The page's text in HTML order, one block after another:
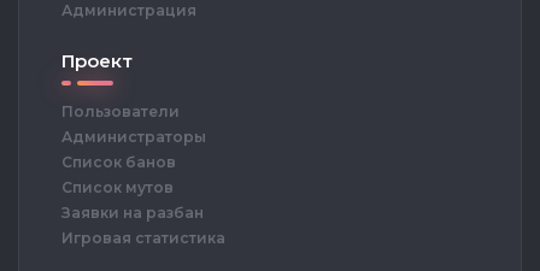
Администрация
Проект
Пользователи
Администраторы
Список банов
Список мутов
Заявки на разбан
Игровая статистика